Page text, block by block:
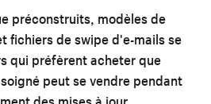
préconstruits, modèles de
fichiers de swipe d'e-mails se
qui préfèrent acheter que
peut se vendre pendant